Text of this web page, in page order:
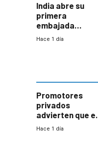
India abre su
primera
embajada
residente en
enorme
potencial
Hace 1 día
Promotores
privados
advierten que el
nuevo convenio
Hace 1 día